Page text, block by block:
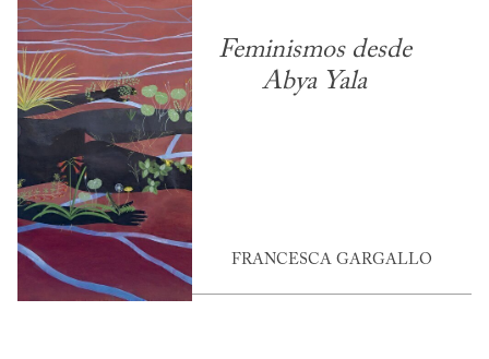
Feminismos desde
Abya Yala
FRANCESCA GARGALLO